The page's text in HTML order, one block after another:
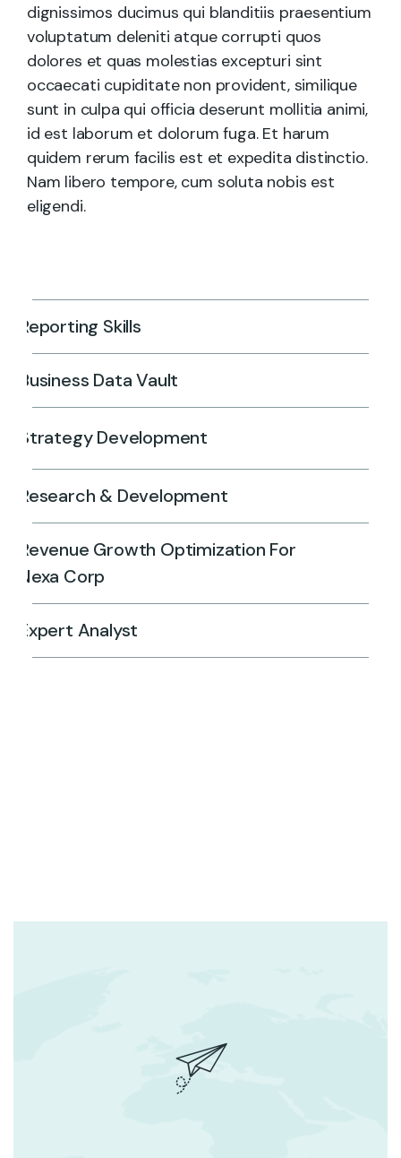
dignissimos ducimus qui blanditiis praesentium
voluptatum deleniti atque corrupti quos
dolores et quas molestias excepturi sint
occaecati cupiditate non provident, similique
sunt in culpa qui officia deserunt mollitia animi,
id est laborum et dolorum fuga. Et harum
quidem rerum facilis est et expedita distinctio.
Nam libero tempore, cum soluta nobis est
eligendi.
Reporting Skills
Business Data Vault
Strategy Development
Research & Development
Revenue Growth Optimization For
Nexa Corp
Expert Analyst